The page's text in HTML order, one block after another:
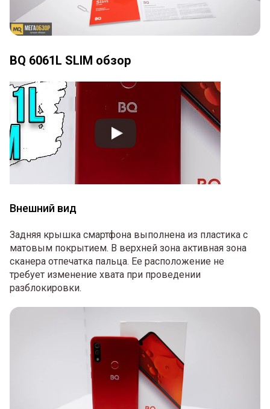
BQ 6061L SLIM обзор
Внешний вид
Задняя крышка смартфона выполнена из пластика с
матовым покрытием. В верхней зона активная зона
сканера отпечатка пальца. Ее расположение не
требует изменение хвата при проведении
разблокировки.